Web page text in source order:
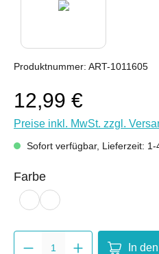
Produktnummer: ART-1011605
12,99 €
Preise inkl. MwSt. zzgl.
Sofort verfügbar, Lieferzeit: 1-
Farbeauswählen
kupfergold
rot
Produkt
In